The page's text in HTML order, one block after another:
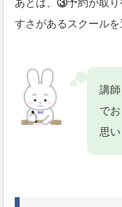
すさがあるスクールを
講
で
思い